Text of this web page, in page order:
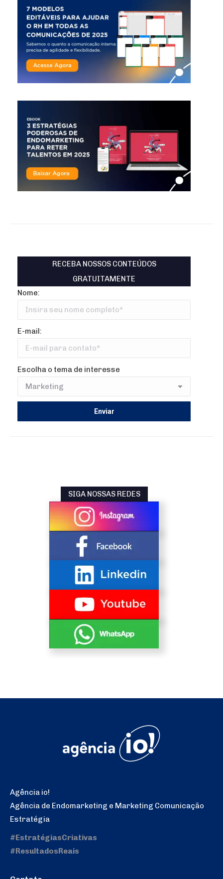
RECEBA NOSSOS CONTEÚDOS
GRATUITAMENTE
Nome:
E-mail:
Escolha o tema de interesse
SIGA NOSSAS REDES
Agência io!
Agência de Endomarketing e Marketing Comunicação
Estratégia
#EstratégiasCriativas
#ResultadosReais